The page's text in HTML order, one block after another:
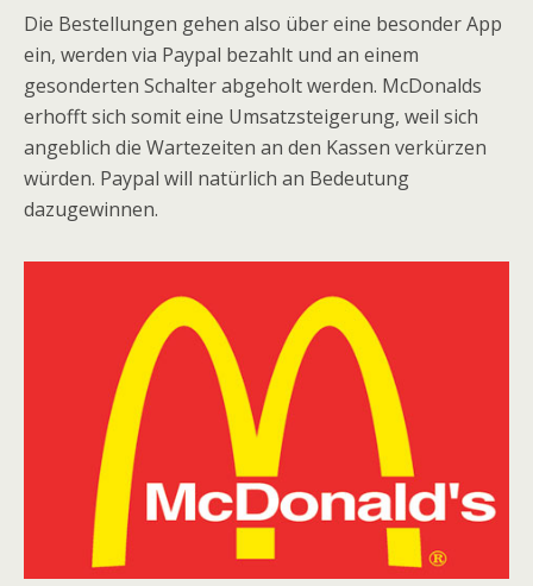
Die Bestellungen gehen also über eine besonder App
ein, werden via Paypal bezahlt und an einem
gesonderten Schalter abgeholt werden. McDonalds
erhofft sich somit eine Umsatzsteigerung, weil sich
angeblich die Wartezeiten an den Kassen verkürzen
würden. Paypal will natürlich an Bedeutung
dazugewinnen.